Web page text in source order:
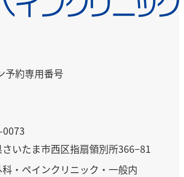
予約専用番号
0073
いたま市西区指扇領別所366−81
・ペインクリニック・一般内